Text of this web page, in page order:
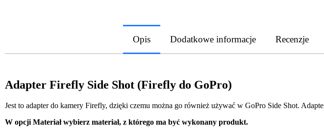
Opis Dodatkowe informacje Recenzje
Adapter Firefly Side Shot (Firefly do GoPro)
Jest to adapter do kamery Firefly, dzięki czemu można go również używać w GoPro Side Shot.
W opcji Materiał wybierz materiał, z którego ma być wykonany produkt.